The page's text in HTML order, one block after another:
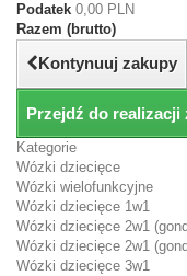
Podatek 0,00 PLN
Razem (brutto)
Kontynuuj zakupy
Przejdź do realizacji
Kategorie
Wózki dziecięce
Wózki wielofunkcyjne
Wózki dziecięce 1w1
Wózki dziecięce 2w1
Wózki dziecięce 2w1
Wózki dziecięce 3w1